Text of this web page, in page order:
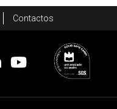
Contactos